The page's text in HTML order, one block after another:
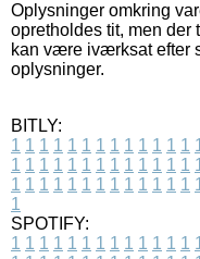
Oplysninger omkring
opretholdes tit, men der
kan være iværksat efter
oplysninger.
BITLY:
1 1 1 1 1 1 1 1 1 1 1 1 1
1 1 1 1 1 1 1 1 1 1 1 1 1
1 1 1 1 1 1 1 1 1 1 1 1 1
1
SPOTIFY:
1 1 1 1 1 1 1 1 1 1 1 1 1